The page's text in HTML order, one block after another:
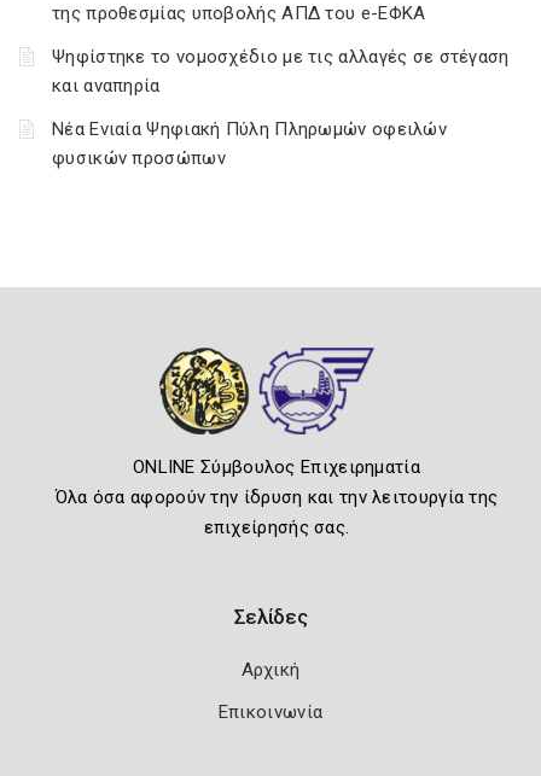
της προθεσμίας υποβολής ΑΠΔ του e-ΕΦΚΑ
Ψηφίστηκε το νομοσχέδιο με τις αλλαγές σε στέγαση
και αναπηρία
Νέα Ενιαία Ψηφιακή Πύλη Πληρωμών οφειλών
φυσικών προσώπων
ONLINE Σύμβουλος Επιχειρηματία
Όλα όσα αφορούν την ίδρυση και την λειτουργία της
επιχείρησής σας.
Σελίδες
Αρχική
Επικοινωνία